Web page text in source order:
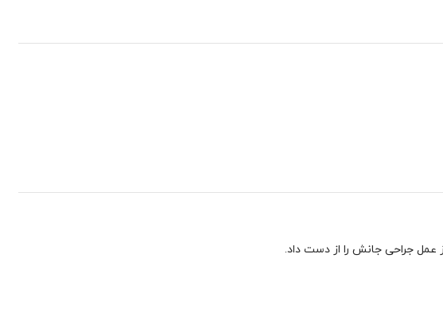
عمل جراحی جانش را از دست داد.